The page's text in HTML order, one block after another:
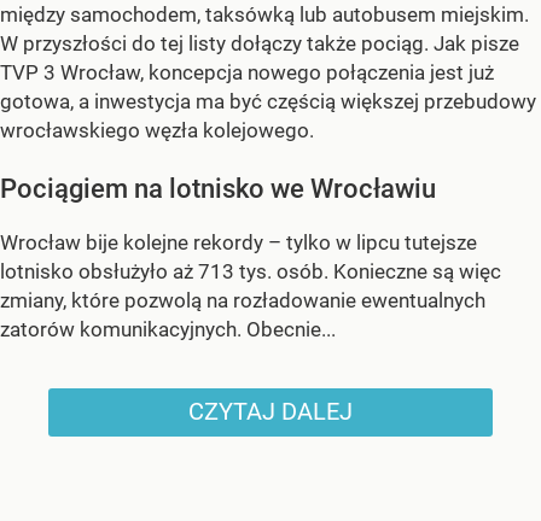
między samochodem, taksówką lub autobusem miejskim.
W przyszłości do tej listy dołączy także pociąg. Jak pisze
TVP 3 Wrocław, koncepcja nowego połączenia jest już
gotowa, a inwestycja ma być częścią większej przebudowy
wrocławskiego węzła kolejowego.
Pociągiem na lotnisko we Wrocławiu
Wrocław bije kolejne rekordy – tylko w lipcu tutejsze
lotnisko obsłużyło aż 713 tys. osób. Konieczne są więc
zmiany, które pozwolą na rozładowanie ewentualnych
zatorów komunikacyjnych. Obecnie...
CZYTAJ DALEJ